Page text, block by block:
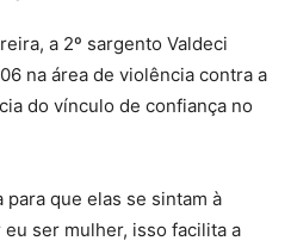
a 2º sargento Valdeci
na área de violência contra a
do vínculo de confiança no
que elas se sintam à
ser mulher, isso facilita a